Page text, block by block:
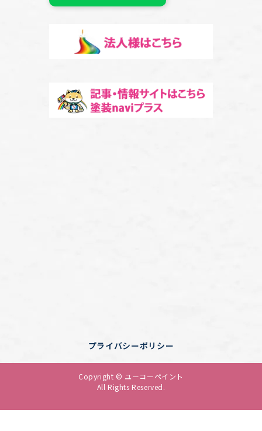
記事バナー
記事・情報サイトはこちら塗装
naviプラス
プライバシーポリシー
Copyright © ユーコーペイント
All Rights Reserved.